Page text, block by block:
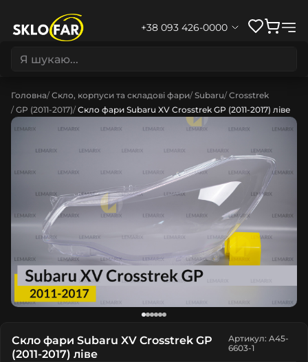
+38 093 426-0000
Головна Скло, корпуси та складові фари Subaru Crosstrek
GP (2011-2017) Скло фари Subaru XV Crosstrek GP (2011-2017) ліве
Скло фари Subaru XV Crosstrek GP
(2011-2017) ліве
Артикул: A45-
6603-1